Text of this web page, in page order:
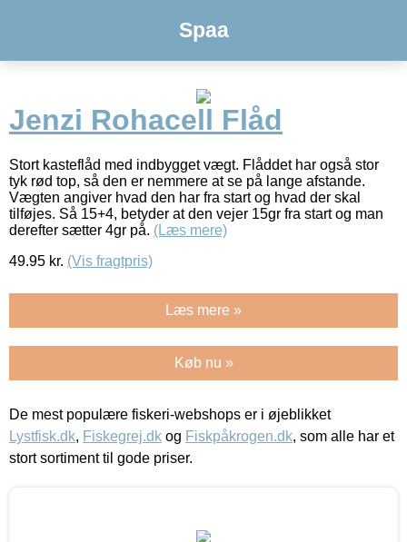
Spaa
Jenzi Rohacell Flåd
Stort kasteflåd med indbygget vægt. Flåddet har også stor
tyk rød top, så den er nemmere at se på lange afstande.
Vægten angiver hvad den har fra start og hvad der skal
tilføjes. Så 15+4, betyder at den vejer 15gr fra start og man
derefter sætter 4gr på. (Læs mere)
49.95 kr. (Vis fragtpris)
Læs mere »
Køb nu »
De mest populære fiskeri-webshops er i øjeblikket
Lystfisk.dk, Fiskegrej.dk og Fiskpåkrogen.dk, som alle har et
stort sortiment til gode priser.